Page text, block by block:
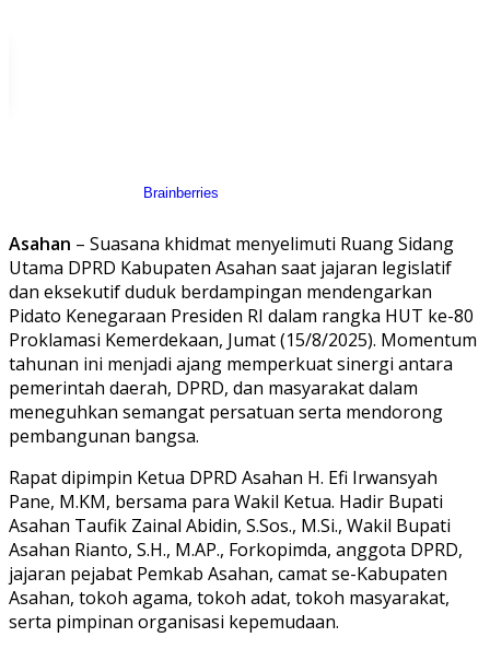
Asahan – Suasana khidmat menyelimuti Ruang Sidang
Utama DPRD Kabupaten Asahan saat jajaran legislatif
dan eksekutif duduk berdampingan mendengarkan
Pidato Kenegaraan Presiden RI dalam rangka HUT ke-80
Proklamasi Kemerdekaan, Jumat (15/8/2025). Momentum
tahunan ini menjadi ajang memperkuat sinergi antara
pemerintah daerah, DPRD, dan masyarakat dalam
meneguhkan semangat persatuan serta mendorong
pembangunan bangsa.
Rapat dipimpin Ketua DPRD Asahan H. Efi Irwansyah
Pane, M.KM, bersama para Wakil Ketua. Hadir Bupati
Asahan Taufik Zainal Abidin, S.Sos., M.Si., Wakil Bupati
Asahan Rianto, S.H., M.AP., Forkopimda, anggota DPRD,
jajaran pejabat Pemkab Asahan, camat se-Kabupaten
Asahan, tokoh agama, tokoh adat, tokoh masyarakat,
serta pimpinan organisasi kepemudaan.